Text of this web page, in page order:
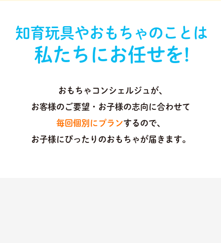
知育玩具やおもちゃのことは
私たちにお任せを!
おもちゃコンシェルジュが､
お客様のご要望・お子様の志向に合わせて
毎回個別にプランするので、
お子様にぴったりのおもちゃが届きます。